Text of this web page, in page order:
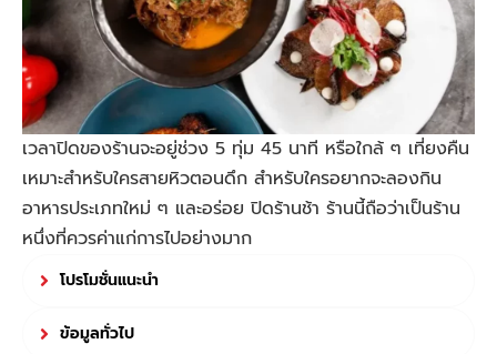
เวลาปิดของร้านจะอยู่ช่วง 5 ทุ่ม 45 นาที หรือใกล้ ๆ เที่ยงคืน
เหมาะสำหรับใครสายหิวตอนดึก สำหรับใครอยากจะลองกิน
อาหารประเภทใหม่ ๆ และอร่อย ปิดร้านช้า ร้านนี้ถือว่าเป็นร้าน
หนึ่งที่ควรค่าแก่การไปอย่างมาก
โปรโมชั่นแนะนำ
ข้อมูลทั่วไป